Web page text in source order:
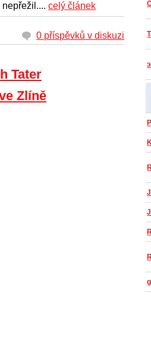
celý článek
0 příspěvků v diskuzi
Tater
Zlíně